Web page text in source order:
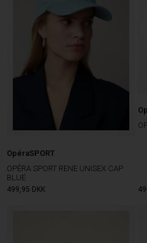
OpéraSPORT
OPÉRA SPORT RENE UNISEX CAP
BLUE
499,95 DKK